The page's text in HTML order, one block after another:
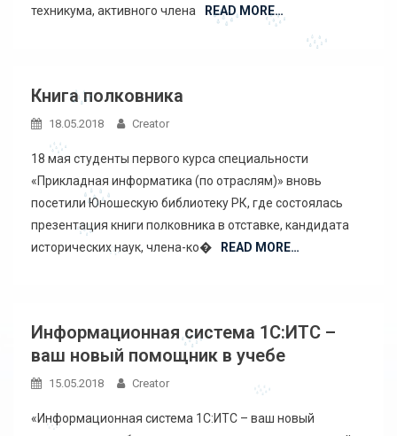
техникума, активного члена
READ MORE…
Книга полковника
18.05.2018 Creator
18 мая студенты первого курса специальности
«Прикладная информатика (по отраслям)» вновь
посетили Юношескую библиотеку РК, где состоялась
презентация книги полковника в отставке, кандидата
исторических наук, члена-ко�
READ MORE…
Информационная система 1С:ИТС –
ваш новый помощник в учебе
15.05.2018 Creator
«Информационная система 1С:ИТС – ваш новый